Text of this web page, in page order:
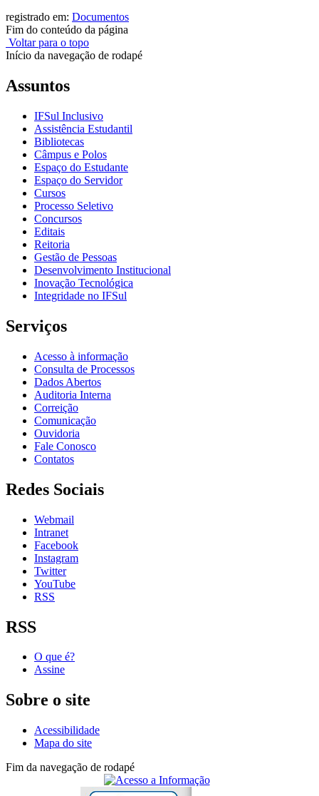
registrado em: Documentos
Fim do conteúdo da página
Voltar para o topo
Início da navegação de rodapé
Assuntos
IFSul Inclusivo
Assistência Estudantil
Bibliotecas
Câmpus e Polos
Espaço do Estudante
Espaço do Servidor
Cursos
Processo Seletivo
Concursos
Editais
Reitoria
Gestão de Pessoas
Desenvolvimento Institucional
Inovação Tecnológica
Integridade no IFSul
Serviços
Acesso à informação
Consulta de Processos
Dados Abertos
Auditoria Interna
Correição
Comunicação
Ouvidoria
Fale Conosco
Contatos
Redes Sociais
Webmail
Intranet
Facebook
Instagram
Twitter
YouTube
RSS
RSS
O que é?
Assine
Sobre o site
Acessibilidade
Mapa do site
Fim da navegação de rodapé